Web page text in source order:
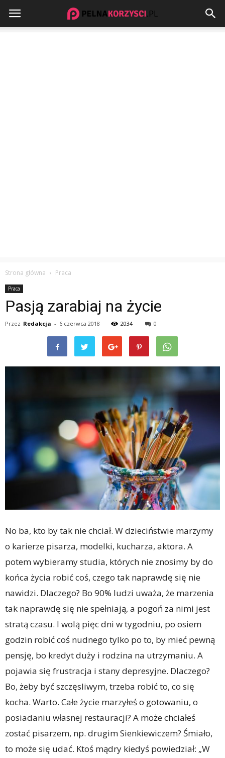
Strona główna Praca
Praca
Pasją zarabiaj na życie
Przez Redakcja - 6 czerwca 2018 2034 0
No ba, kto by tak nie chciał. W dzieciństwie marzymy
o karierze pisarza, modelki, kucharza, aktora. A
potem wybieramy studia, których nie znosimy by do
końca życia robić coś, czego tak naprawdę się nie
nawidzi. Dlaczego? Bo 90% ludzi uważa, że marzenia
tak naprawdę się nie spełniają, a pogoń za nimi jest
stratą czasu. I wolą pięc dni w tygodniu, po osiem
godzin robić coś nudnego tylko po to, by mieć pewną
pensję, bo kredyt duży i rodzina na utrzymaniu. A
pojawia się frustracja i stany depresyjne. Dlaczego?
Bo, żeby być szczęsliwym, trzeba robić to, co się
kocha. Warto. Całe życie marzyłeś o gotowaniu, o
posiadaniu własnej restauracji? A może chciałeś
zostać pisarzem, np. drugim Sienkiewiczem? Śmiało,
to może się udać. Ktoś mądry kiedyś powiedział: „W